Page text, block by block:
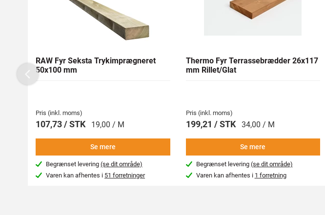
RAW Fyr Seksta Trykimprægneret
50x100 mm
Pris (inkl. moms)
107,73 / STK 19,00 / M
Se mere
Begrænset levering(se dit område)
Varen kan afhentes i 51 forretninger
Thermo Fyr Terrassebrædder 26x117
mm Rillet/Glat
Pris (inkl. moms)
199,21 / STK 34,00 / M
Se mere
Begrænset levering (se dit område)
Varen kan afhentes i 1 forretning
Previous